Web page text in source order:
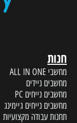
חנות
מחשבי ALL IN ONE
מחשבים ניידים
מחשבים נייחים PC
מחשבים נייחים גיימינג
תחנות עבודה מקצועיות